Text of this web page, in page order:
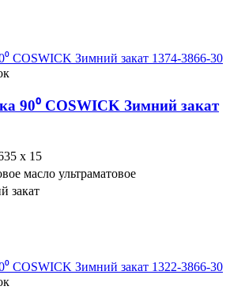
COSWICK Зимний закат 1374-3866-30
90⁰ COSWICK Зимний закат
x 15
масло ультраматовое
закат
COSWICK Зимний закат 1322-3866-30